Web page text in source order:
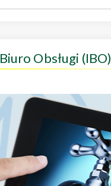
Biuro Obsługi (IBO)